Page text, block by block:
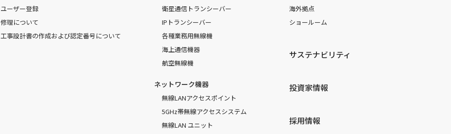
ユーザー登録
修理について
工事設計書の作成および認定番号について
衛星通信トランシーバー
IPトランシーバー
各種業務用無線機
海上通信機器
航空無線機
ネットワーク機器
無線LANアクセスポイント
5GHz帯無線アクセスシステム
無線LAN ユニット
海外拠点
ショールーム
サステナビリティ
投資家情報
採用情報